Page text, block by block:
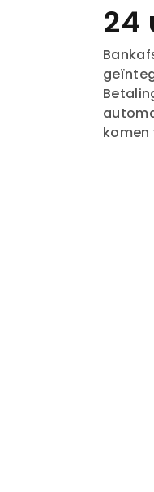
24
komen